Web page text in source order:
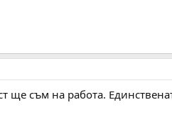
ще съм на работа.